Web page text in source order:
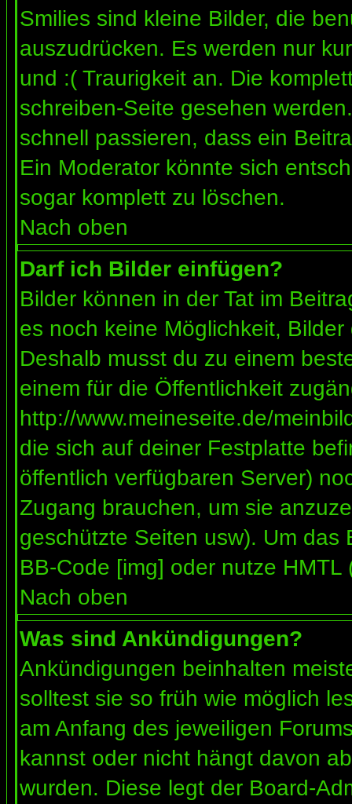
Smilies sind kleine Bilder, die
auszudrücken. Es werden nur
und :( Traurigkeit an. Die
schreiben-Seite gesehen
schnell passieren, dass ein
Ein Moderator könnte sich
sogar komplett zu löschen.
Nach oben
Darf ich Bilder einfügen?
Bilder können in der Tat im
es noch keine Möglichkeit,
Deshalb musst du zu einem
einem für die Öffentlichkeit
http://www.meineseite.de/
die sich auf deiner Festplatte
öffentlich verfügbaren Server)
Zugang brauchen, um sie
geschützte Seiten usw). Um
BB-Code [img] oder nutze HMTL
Nach oben
Was sind Ankündigungen?
Ankündigungen beinhalten
solltest sie so früh wie möglich
am Anfang des jeweiligen
kannst oder nicht hängt davon
wurden. Diese legt der Board-